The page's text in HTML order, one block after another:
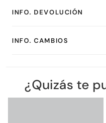
INFO. DEVOLUCIÓN
INFO. CAMBIOS
¿Quizás te